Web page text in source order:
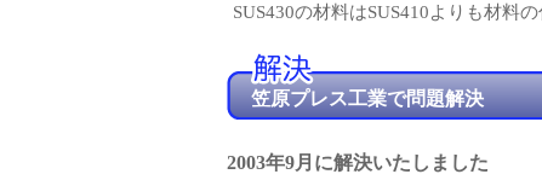
SUS430の材料はSUS410よりも材料
笠原プレス工業で問題解決
2003年9月に解決いたしました